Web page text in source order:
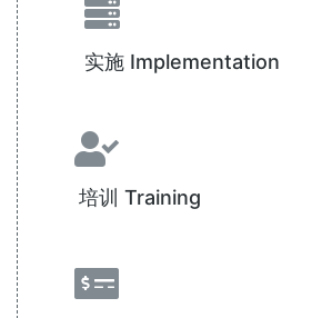
实施 Implementation
培训 Training